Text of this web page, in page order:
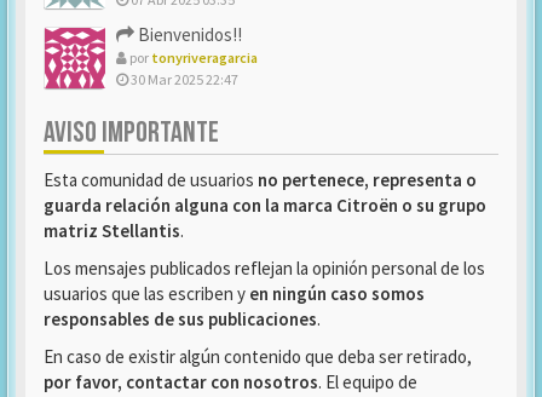
Bienvenidos!!
por tonyriveragarcia
30 Mar 2025 22:47
AVISO IMPORTANTE
Esta comunidad de usuarios no pertenece, representa o
guarda relación alguna con la marca Citroën o su grupo
matriz Stellantis.
Los mensajes publicados reflejan la opinión personal de los
usuarios que las escriben y en ningún caso somos
responsables de sus publicaciones.
En caso de existir algún contenido que deba ser retirado,
por favor, contactar con nosotros. El equipo de